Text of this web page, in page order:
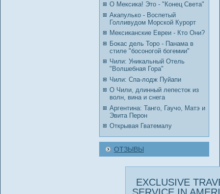
О Мексика! Это - "Конец Света"
Акапулько - Воспетый
Голливудом Морской Курорт
Мексиканские Евреи - Кто Они?
Бокас дель Торо - Панама в
стиле "босоногой богемии"
Чили: Уникальный Отель
"Волшебная Гора"
Чили: Спа-лодж Пуйапи
О Чили, длинный лепесток из
волн, вина и снега
Аргентина: Танго, Гаучо, Матэ и
Эвита Перон
Открывая Гватемалу
ОТЗЫВЫ
EXCLUSIVE
SERVICE IN